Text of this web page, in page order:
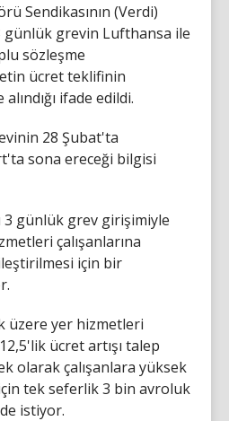
Sendikasının (Verdi)
günlük grevin Lufthansa ile
sözleşme
ücret teklifinin
ifade edildi.
28 Şubat'ta
sona ereceği bilgisi
3 günlük grev girişimiyle
çalışanlarına
için bir
üzere yer hizmetleri
ücret artışı talep
olarak çalışanlara yüksek
tek seferlik 3 bin avroluk
istiyor.